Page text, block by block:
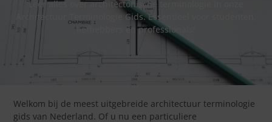
Leer alles over architectonische terminologie in onze
Architectuur Terminologie Gids. Essentieel voor studenten,
liefhebbers en professionals!
Welkom bij de meest uitgebreide architectuur terminologie
gids van Nederland. Of u nu een particuliere